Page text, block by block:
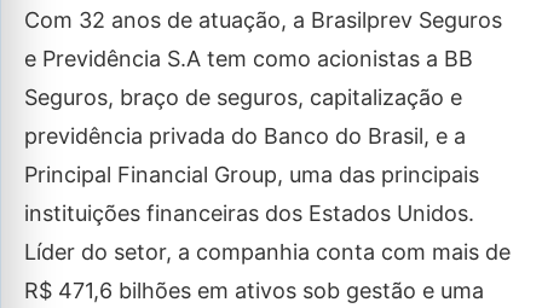
Com 32 anos de atuação, a Brasilprev Seguros
e Previdência S.A tem como acionistas a BB
Seguros, braço de seguros, capitalização e
previdência privada do Banco do Brasil, e a
Principal Financial Group, uma das principais
instituições financeiras dos Estados Unidos.
Líder do setor, a companhia conta com mais de
R$ 471,6 bilhões em ativos sob gestão e uma